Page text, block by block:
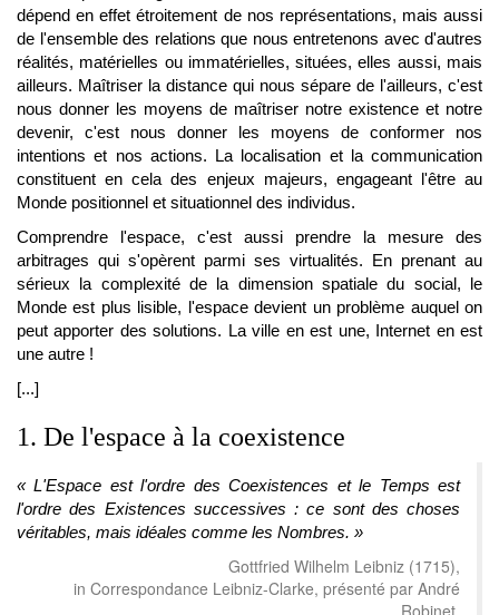
dépend en effet étroitement de nos représentations, mais aussi
de l'ensemble des relations que nous entretenons avec d'autres
réalités, matérielles ou immatérielles, situées, elles aussi, mais
ailleurs. Maîtriser la distance qui nous sépare de l'ailleurs, c'est
nous donner les moyens de maîtriser notre existence et notre
devenir, c'est nous donner les moyens de conformer nos
intentions et nos actions. La localisation et la communication
constituent en cela des enjeux majeurs, engageant l'être au
Monde positionnel et situationnel des individus.
Comprendre l'espace, c'est aussi prendre la mesure des
arbitrages qui s'opèrent parmi ses virtualités. En prenant au
sérieux la complexité de la dimension spatiale du social, le
Monde est plus lisible, l'espace devient un problème auquel on
peut apporter des solutions. La ville en est une, Internet en est
une autre !
[...]
1. De l'espace à la coexistence
« L'Espace est l'ordre des Coexistences et le Temps est
l'ordre des Existences successives : ce sont des choses
véritables, mais idéales comme les Nombres. »
Gottfried Wilhelm Leibniz (1715),
in Correspondance Leibniz-Clarke, présenté par André